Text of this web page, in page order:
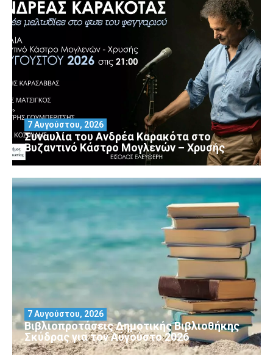
Συναυλία του Ανδρέα Καρακότα στο
Βυζαντινό Κάστρο Μογλενών – Χρυσής
7 Αυγούστου, 2026
Βιβλιοπροτάσεις Δημοτικής Βιβλιοθήκης
Σκύδρας για τον Αύγούστο 2026
7 Αυγούστου, 2026